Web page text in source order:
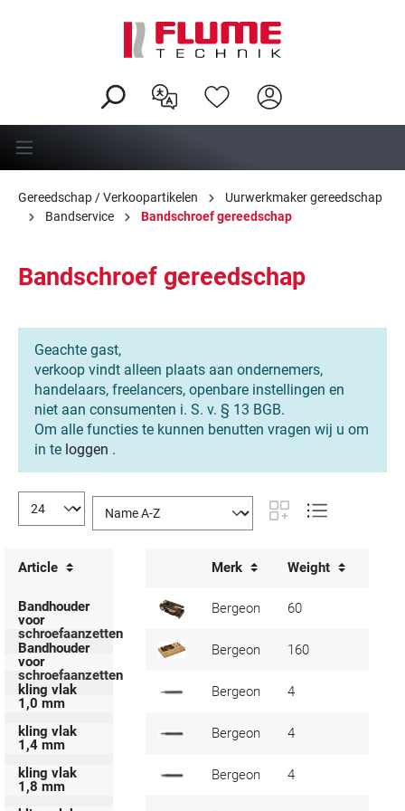
Gereedschap / Verkoopartikelen
Uurwerkmaker gereedschap
Bandservice
Bandschroef gereedschap
Bandschroef gereedschap
Geachte gast,
verkoop vindt alleen plaats aan ondernemers,
handelaars, freelancers, openbare instellingen en
niet aan consumenten i. S. v. § 13 BGB.
Om alle functies te kunnen benutten vragen wij u om
in te loggen .
Article Merk Weight
Bandhouder
voor
schroefaanzetten
Bergeon 60
Bandhouder
voor
schroefaanzetten
Bergeon 160
kling vlak
1,0 mm
Bergeon 4
kling vlak
1,4 mm
Bergeon 4
kling vlak
1,8 mm
Bergeon 4